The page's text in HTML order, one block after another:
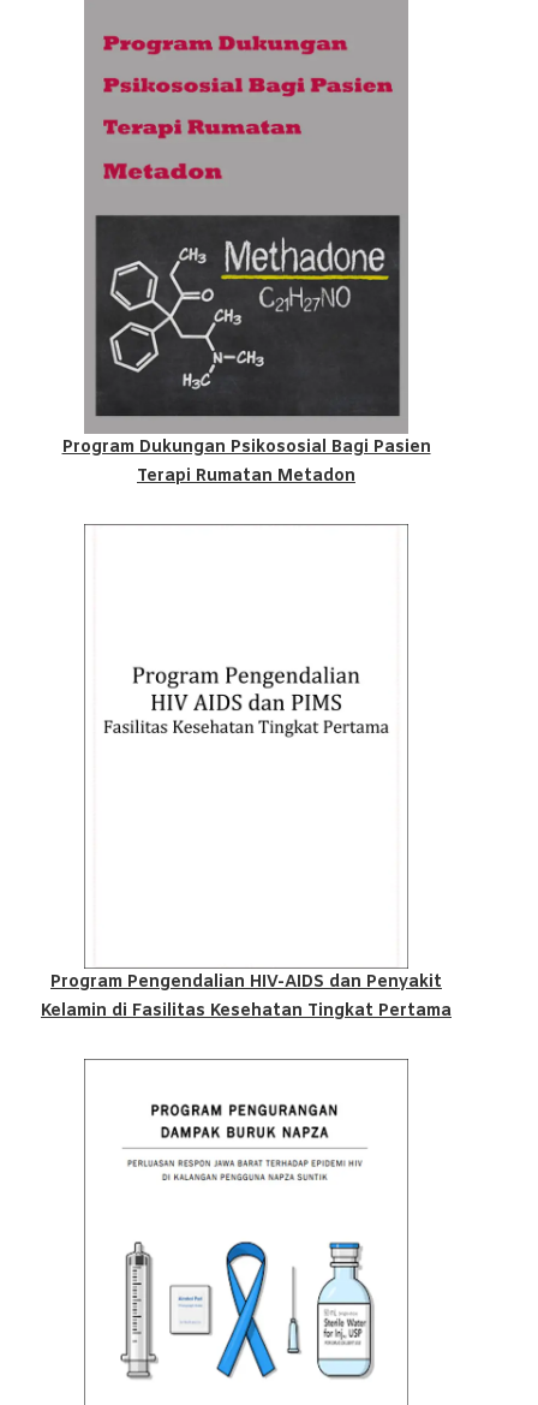
Program Dukungan Psikososial Bagi Pasien
Terapi Rumatan Metadon
Program Pengendalian HIV-AIDS dan Penyakit
Kelamin di Fasilitas Kesehatan Tingkat Pertama